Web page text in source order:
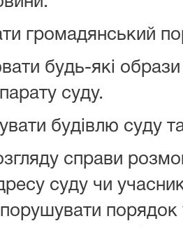
громадянський
будь-які
суду.
будівлю суду
справи
суду чи
порядок